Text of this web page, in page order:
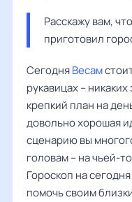
Расскажу вам,
приготовил
СегодняВесам
рукавицах –
крепкий план на
довольно хорошая
сценарию вы
головам – на чьей-
Гороскоп на
помочь своим